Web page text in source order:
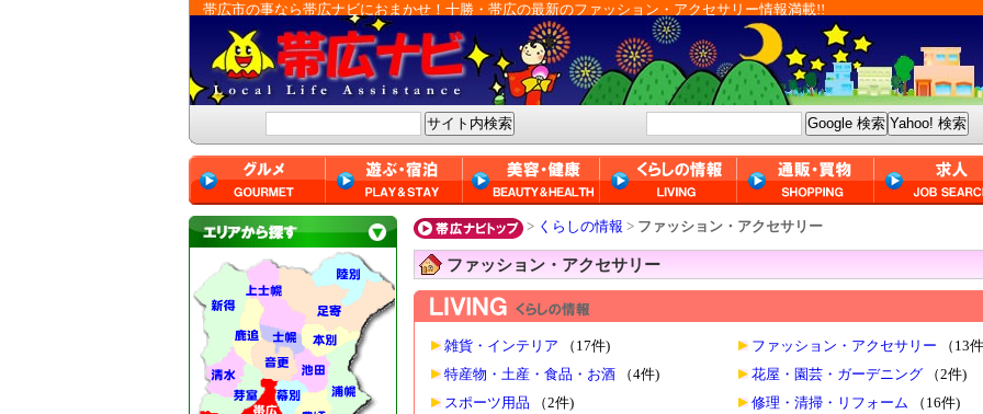
帯広市の事なら帯広ナビにおまかせ！十勝・帯広の最新のファッション・アクセサリー情報満載!!
> くらしの情報 > ファッション・アクセサリー
ファッション・アクセサリー
雑貨・インテリア （17件) ファッション・アクセサリー （13
特産物・土産・食品・お酒 （4件) 花屋・園芸・ガーデニング （2件)
スポーツ用品 （2件) 修理・清掃・リフォーム （16件)